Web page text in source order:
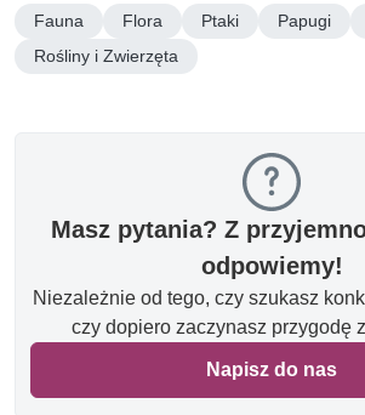
Fauna Flora Ptaki Papugi
Rośliny i Zwierzęta
Masz pytania? Z
odpowiemy!
Niezależnie od tego, czy szukasz
czy dopiero zaczynasz przygodę
Napisz do nas